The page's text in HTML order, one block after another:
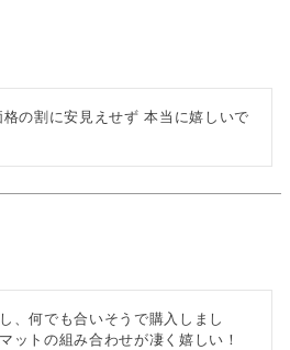
の割に安見えせず 本当に嬉しいで
、何でも合いそうで購入しまし
ットの組み合わせが凄く嬉しい！